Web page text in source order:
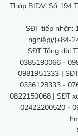
Tháp BIDV, Số 194
SĐT tiếp nhận:
nghiệp)/(+84-
SĐT Tổng đài
0385190066 -
0981951333 |
0336128333 -
0822150068 | SĐT
02422200520 -